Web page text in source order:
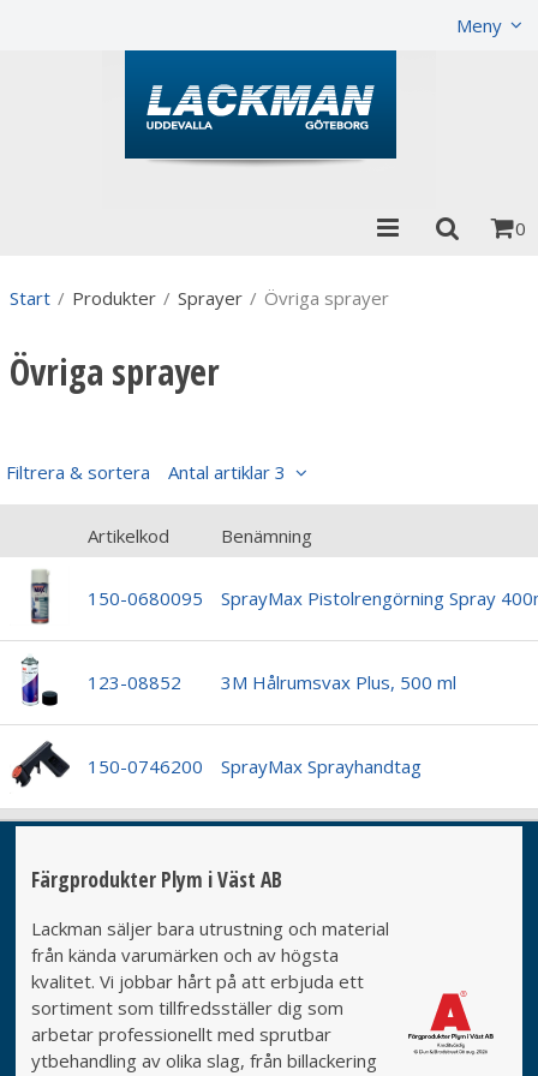
Meny
0
Start / Produkter / Sprayer / Övriga sprayer
Övriga sprayer
Filtrera & sortera Antal artiklar 3
Artikelkod Benämning
150-0680095 SprayMax Pistolrengörning Spray
123-08852 3M Hålrumsvax Plus, 500 ml
150-0746200 SprayMax Sprayhandtag
Färgprodukter Plym i Väst AB
Lackman säljer bara utrustning och material
från kända varumärken och av högsta
kvalitet. Vi jobbar hårt på att erbjuda ett
sortiment som tillfredsställer dig som
arbetar professionellt med sprutbar
ytbehandling av olika slag, från billackering